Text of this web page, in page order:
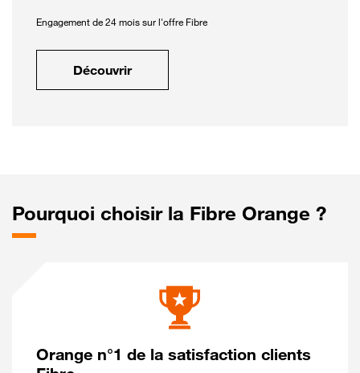
Engagement de 24 mois sur l'offre Fibre
Découvrir
Pourquoi choisir la Fibre Orange ?
Orange n°1 de la satisfaction clients